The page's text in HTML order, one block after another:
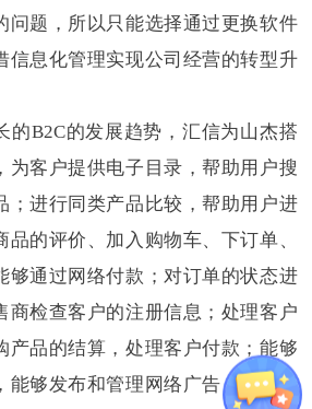
问题，所以只能选择通过更换软件
信息化管理实现公司经营的转型升
的B2C的发展趋势，汇信为山杰搭
为客户提供电子目录，帮助用户搜
；进行同类产品比较，帮助用户进
的评价、加入购物车、下订单、
够通过网络付款；对订单的状态进
商检查客户的注册信息；处理客户
产品的结算，处理客户付款；能够
能够发布和管理网络广告；与银行